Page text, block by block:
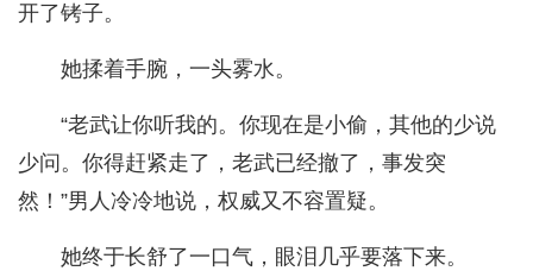
开了铐子。
她揉着手腕，一头雾水。
“老武让你听我的。你现在是小偷，其他的少说
少问。你得赶紧走了，老武已经撤了，事发突
然！”男人冷冷地说，权威又不容置疑。
她终于长舒了一口气，眼泪几乎要落下来。